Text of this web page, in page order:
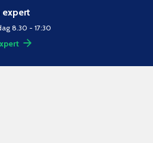
expert
8.30 - 17:30